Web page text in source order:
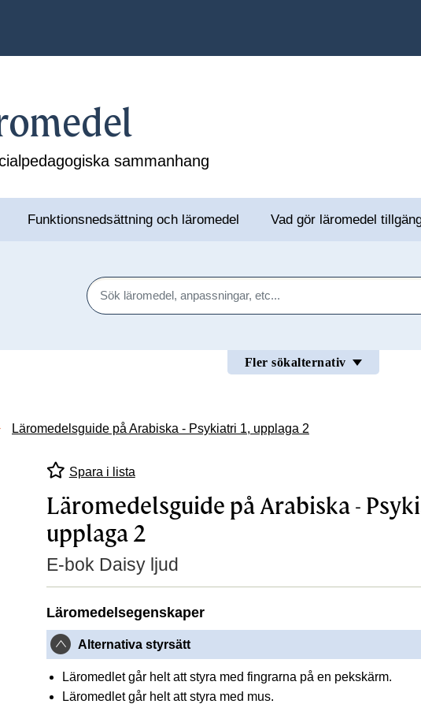
sammanhang
Funktionsnedsättning och läromedel Vad gör läromedel
Sök
Fler sökalternativ
Läromedelsguide på Arabiska - Psykiatri 1, upplaga 2
Spara i lista
Läromedelsguide på Arabiska -
upplaga 2
E-bok Daisy ljud
Läromedelsegenskaper
Alternativa styrsätt
Läromedlet går helt att styra med fingrarna på en pekskärm.
Läromedlet går helt att styra med mus.